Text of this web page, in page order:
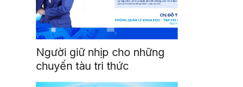
Người giữ nhịp cho những
chuyến tàu tri thức